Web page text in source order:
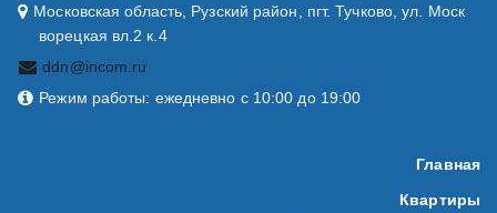
Московская область, Рузский район, пгт. Тучково, ул. Моск
ворецкая вл.2 к.4
ddn@incom.ru
Режим работы: ежедневно с 10:00 до 19:00
Главная
Квартиры